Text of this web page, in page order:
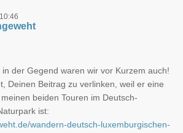
der Gegend waren wir vor Kurzem auch!
Deinen Beitrag zu verlinken, weil er eine
beiden Touren im Deutsch-
ist:
wandern-deutsch-luxemburgischen-